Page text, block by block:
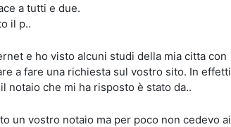
a tutti e due.
il p..
e ho visto alcuni studi della mia citta con
a fare una richiesta sul vostro sito. In effetti
notaio che mi ha risposto è stato da..
un vostro notaio ma per poco non cedevo ai